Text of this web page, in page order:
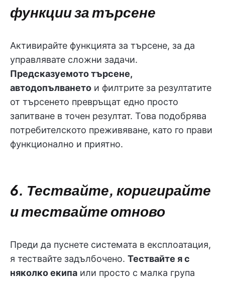
функции за търсене
Активирайте функцията за търсене, за да
управлявате сложни задачи.
Предсказуемото търсене,
автодопълването и филтрите за резултатите
от търсенето превръщат едно просто
запитване в точен резултат. Това подобрява
потребителското преживяване, като го прави
функционално и приятно.
6. Тествайте, коригирайте
и тествайте отново
Преди да пуснете системата в експлоатация,
я тествайте задълбочено. Тествайте я с
няколко екипа или просто с малка група